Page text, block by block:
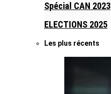
Spécial CAN 2023
ELECTIONS 2025
Les plus récents